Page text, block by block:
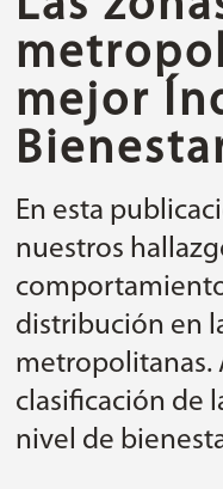
mejor
En esta
nuestros
comportamiento
distribución en
metropolitanas.
clasificación de
nivel de